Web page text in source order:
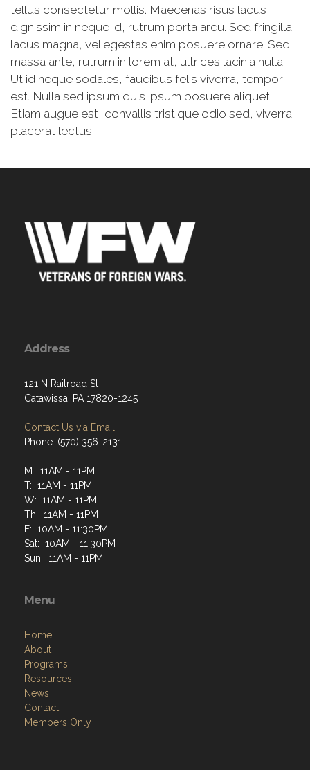
tellus consectetur mollis. Maecenas risus lacus,
dignissim in neque id, rutrum porta arcu. Sed fringilla
lacus magna, vel egestas enim posuere ornare. Sed
massa ante, rutrum in lorem at, ultrices lacinia nulla.
Ut id neque sodales, faucibus felis viverra, tempor
est. Nulla sed ipsum quis ipsum posuere aliquet.
Etiam augue est, convallis tristique odio sed, viverra
placerat lectus.
Address
121 N Railroad St
Catawissa, PA 17820-1245
Contact Us via Email
Phone: (570) 356-2131
M: 11AM - 11PM
T: 11AM - 11PM
W: 11AM - 11PM
Th: 11AM - 11PM
F: 10AM - 11:30PM
Sat: 10AM - 11:30PM
Sun: 11AM - 11PM
Menu
Home
About
Programs
Resources
News
Contact
Members Only